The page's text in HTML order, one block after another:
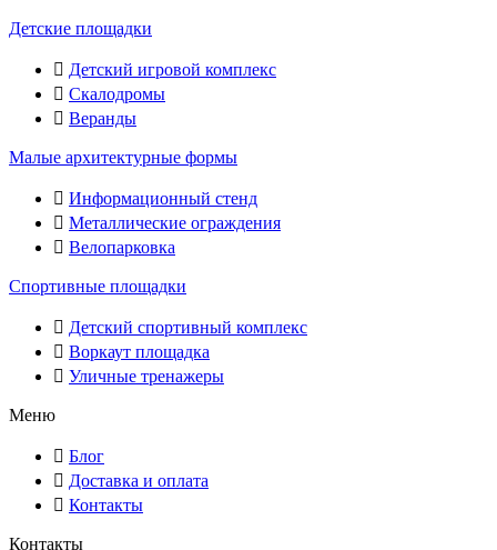
Детские площадки
Детский игровой комплекс
Скалодромы
Веранды
Малые архитектурные формы
Информационный стенд
Металлические ограждения
Велопарковка
Спортивные площадки
Детский спортивный комплекс
Воркаут площадка
Уличные тренажеры
Меню
Блог
Доставка и оплата
Контакты
Контакты